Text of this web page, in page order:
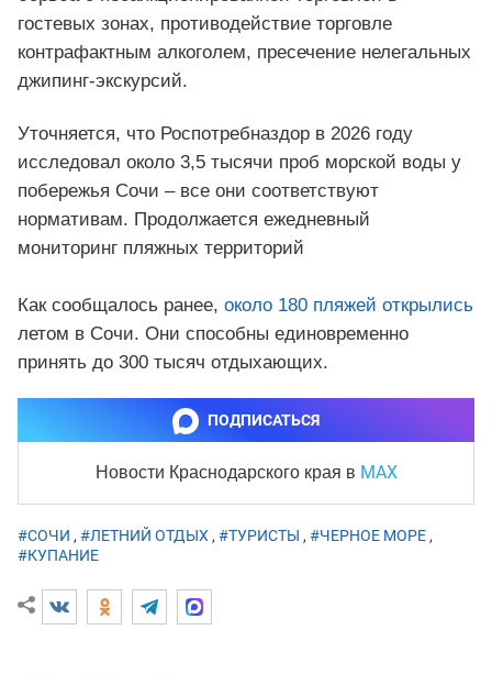
гостевых зонах, противодействие торговле
контрафактным алкоголем, пресечение нелегальных
джипинг-экскурсий.
Уточняется, что Роспотребназдор в 2026 году
исследовал около 3,5 тысячи проб морской воды у
побережья Сочи – все они соответствуют
нормативам. Продолжается ежедневный
мониторинг пляжных территорий
Как сообщалось ранее, около 180 пляжей открылись
летом в Сочи. Они способны единовременно
принять до 300 тысяч отдыхающих.
ПОДПИСАТЬСЯ
Новости Краснодарского края в MAX
#СОЧИ , #ЛЕТНИЙ ОТДЫХ , #ТУРИСТЫ , #ЧЕРНОЕ МОРЕ ,
#КУПАНИЕ